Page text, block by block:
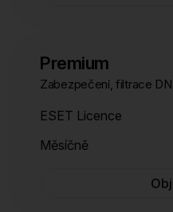
Premium
Zabezpečení, filtrace
ESET Licence
Měsíčně